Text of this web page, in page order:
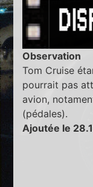
Observation
Tom Cruise
pourrait pas
avion,
(pédales).
Ajoutée le